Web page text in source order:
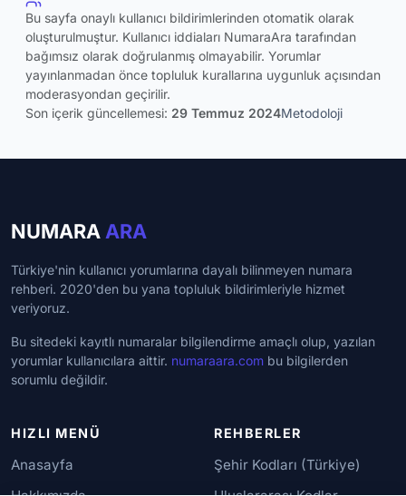
Bu sayfa onaylı kullanıcı bildirimlerinden otomatik olarak
oluşturulmuştur. Kullanıcı iddiaları NumaraAra tarafından
bağımsız olarak doğrulanmış olmayabilir. Yorumlar
yayınlanmadan önce topluluk kurallarına uygunluk açısından
moderasyondan geçirilir.
Son içerik güncellemesi: 29 Temmuz 2024Metodoloji
NUMARA ARA
Türkiye'nin kullanıcı yorumlarına dayalı bilinmeyen numara
rehberi. 2020'den bu yana topluluk bildirimleriyle hizmet
veriyoruz.
Bu sitedeki kayıtlı numaralar bilgilendirme amaçlı olup, yazılan
yorumlar kullanıcılara aittir. numaraara.com bu bilgilerden
sorumlu değildir.
HIZLI MENÜ
Anasayfa
REHBERLER
Şehir Kodları (Türkiye)